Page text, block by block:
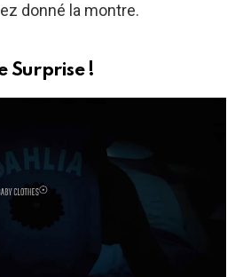
donné la montre.
Surprise !